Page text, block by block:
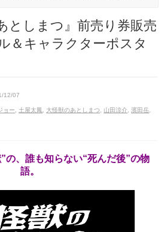
としまつ』前売り券販売
＆キャラクターポスタ
12/07
ョー 土屋太鳳 大怪獣のあとしまつ 山田涼介 ,濱田岳
の、誰も知らない“死んだ後”の物
語。